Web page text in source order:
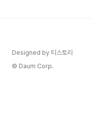
Designed by 티스토리
© Daum Corp.